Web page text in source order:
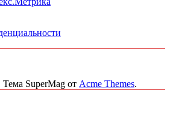
Тема SuperMag от Acme Themes.